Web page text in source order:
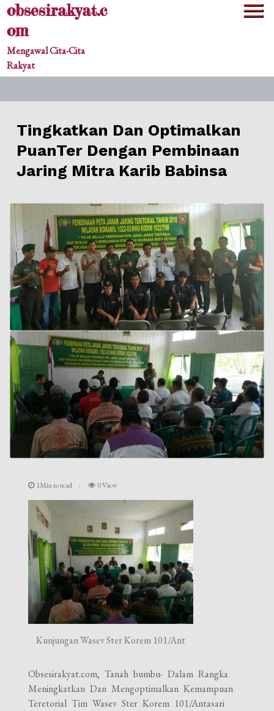
Skipobsesirakyat.c
om
Mengawal Cita-Cita
Rakyat
Tingkatkan Dan Optimalkan
PuanTer Dengan Pembinaan
Jaring Mitra Karib Babinsa
1Min to read 0 View
Kunjungan Wasev Ster Korem 101/Ant
Obsesirakyat.com, Tanah bumbu- Dalam Rangka
Meningkatkan Dan Mengoptimalkan Kemampuan
Teretorial Tim Wasev Ster Korem 101/Antasari